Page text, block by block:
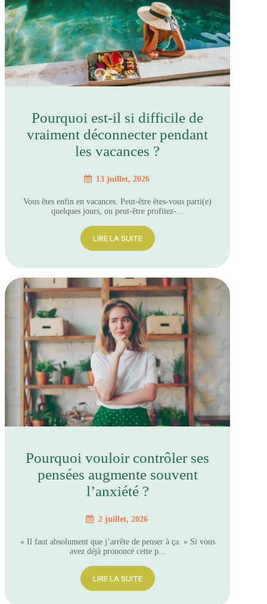
Pourquoi est-il si difficile de
vraiment déconnecter pendant
les vacances ?
13 juillet, 2026
Vous êtes enfin en vacances. Peut-être êtes-vous parti(e)
quelques jours, ou peut-être profitez-...
LIRE LA SUITE
Pourquoi vouloir contrôler ses
pensées augmente souvent
l’anxiété ?
2 juillet, 2026
« Il faut absolument que j’arrête de penser à ça. » Si vous
avez déjà prononcé cette p...
LIRE LA SUITE